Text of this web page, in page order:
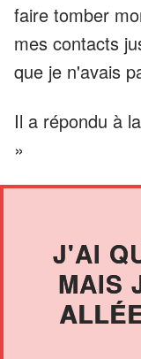
faire tomber
mes contacts
que je n'avais
Il a répondu à
»
J'AI
MAIS